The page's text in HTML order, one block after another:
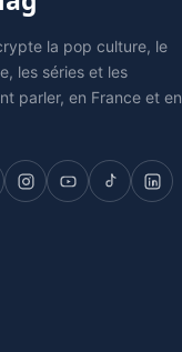
la pop culture, le
les séries et les
parler, en France et en